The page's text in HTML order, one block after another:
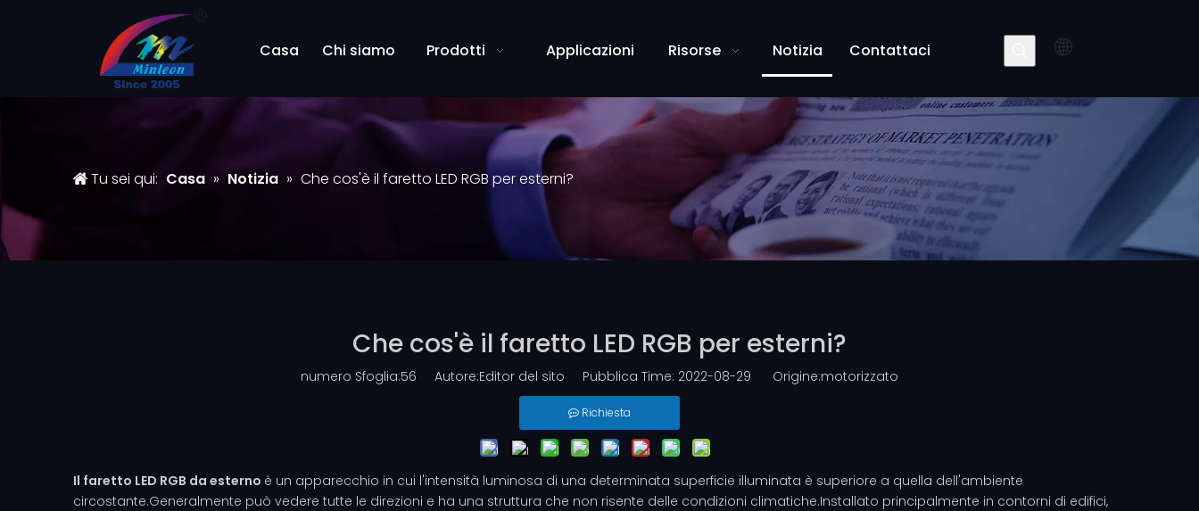
Casa Chi siamo Prodotti Applicazioni Risorse Notizia Contattaci
Tu sei qui: Casa » Notizia » Che cos'è il faretto LED RGB per esterni?
Che cos'è il faretto LED RGB per esterni?
numero Sfoglia:56 Autore:Editor del sito Pubblica Time: 2022-08-29 Origine:motorizzato
Richiesta
Il faretto LED RGB da esterno è un apparecchio in cui l'intensità luminosa di una determinata superficie illuminata è superiore a quella dell'ambiente
circostante.Generalmente può vedere tutte le direzioni e ha una struttura che non risente delle condizioni climatiche.Installato principalmente in contorni di edifici,